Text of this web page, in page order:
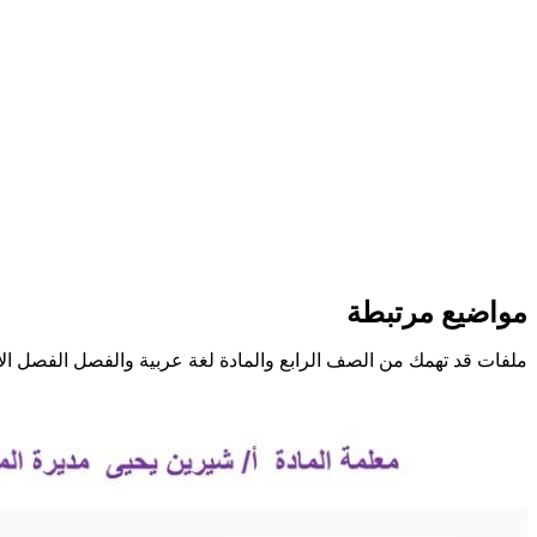
مواضيع مرتبطة
ملفات قد تهمك من الصف الرابع والمادة لغة عربية والفصل الفصل